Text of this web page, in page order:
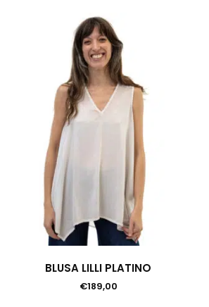
BLUSA LILLI PLATINO
€189,00